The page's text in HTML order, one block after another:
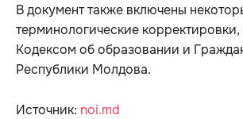
В документ также включены
терминологические
Кодексом об образовании и
Республики Молдова.
Источник: noi.md